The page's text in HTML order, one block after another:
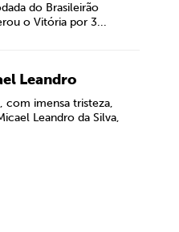
do Brasileirão
o Vitória por 3...
Leandro
com imensa tristeza,
Leandro da Silva,